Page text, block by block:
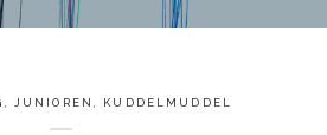
, JUNIOREN , KUDDELMUDDEL